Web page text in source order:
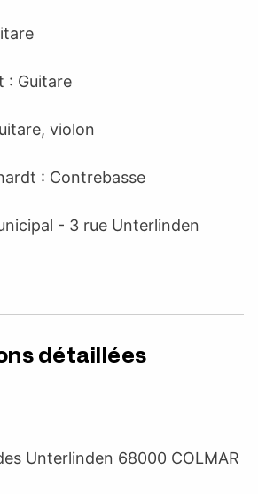
: Guitare
violon
: Contrebasse
- 3 rue Unterlinden
détaillées
Unterlinden 68000 COLMAR